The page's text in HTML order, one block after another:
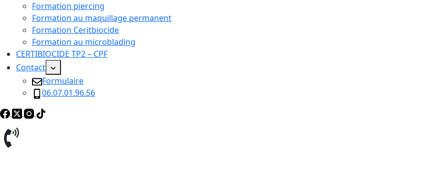
Formation piercing
Formation au maquillage permanent
Formation Ceritbiocide
Formation au microblading
CERTIBIOCIDE TP2 – CPF
Contact
Formulaire
06.07.01.96.56